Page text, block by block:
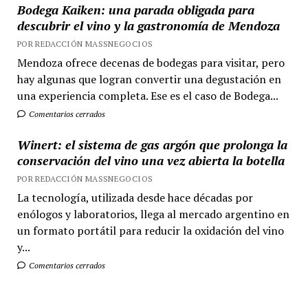
Bodega Kaiken: una parada obligada para
descubrir el vino y la gastronomía de Mendoza
POR REDACCIÓN MASSNEGOCIOS
Mendoza ofrece decenas de bodegas para visitar, pero
hay algunas que logran convertir una degustación en
una experiencia completa. Ese es el caso de Bodega...
Comentarios cerrados
Winert: el sistema de gas argón que prolonga la
conservación del vino una vez abierta la botella
POR REDACCIÓN MASSNEGOCIOS
La tecnología, utilizada desde hace décadas por
enólogos y laboratorios, llega al mercado argentino en
un formato portátil para reducir la oxidación del vino
y...
Comentarios cerrados